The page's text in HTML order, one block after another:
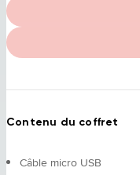
Contenu du coffret
Câble micro USB